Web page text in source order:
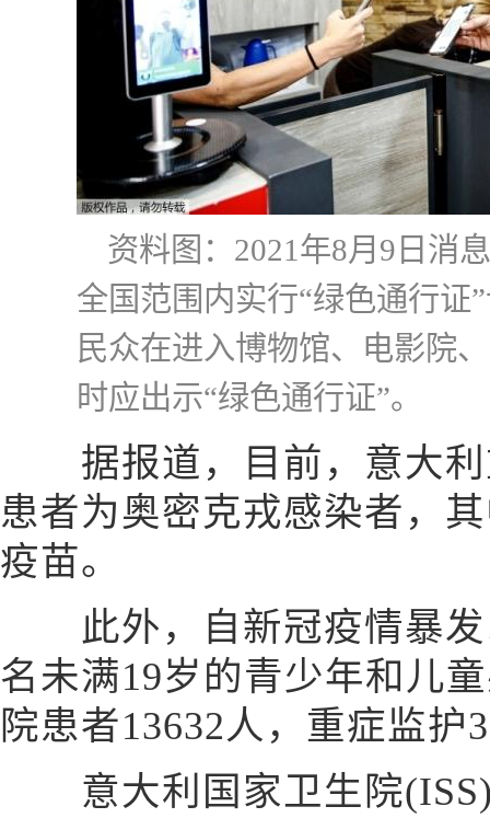
资料图：2021年8月9日消
全国范围内实行“绿色通行证
民众在进入博物馆、电影院
时应出示“绿色通行证”。
据报道，目前，意大利
患者为奥密克戎感染者，
疫苗。
此外，自新冠疫情暴发
名未满19岁的青少年和儿
院患者13632人，重症监护
意大利国家卫生院